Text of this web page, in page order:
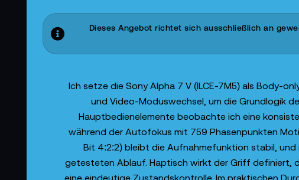
Dieses Angebot richtet sich ausschließlich an
Ich setze die Sony Alpha 7 V (ILCE-7M5) als Body-
und Video-Moduswechsel, um die Grundlogik
Hauptbedienelemente beobachte ich eine
während der Autofokus mit 759 Phasenpunkten
Bit 4:2:2) bleibt die Aufnahmefunktion stabil,
getesteten Ablauf. Haptisch wirkt der Griff definiert,
eine eindeutige Zustandskontrolle. Im praktischen